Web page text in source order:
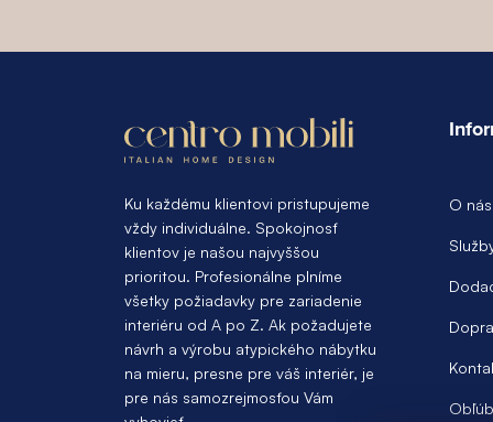
Ku každému klientovi pristupujeme
vždy individuálne. Spokojnosť
klientov je našou najvyššou
prioritou. Profesionálne plníme
všetky požiadavky pre zariadenie
interiéru od A po Z. Ak požadujete
návrh a výrobu atypického nábytku
na mieru, presne pre váš interiér, je
pre nás samozrejmosťou Vám
O nás